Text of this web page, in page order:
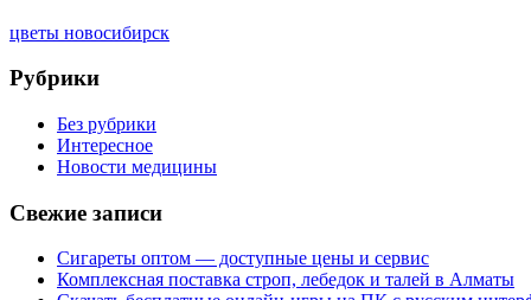
цветы новосибирск
Рубрики
Без рубрики
Интересное
Новости медицины
Свежие записи
Сигареты оптом — доступные цены и сервис
Комплексная поставка строп, лебедок и талей в Алматы